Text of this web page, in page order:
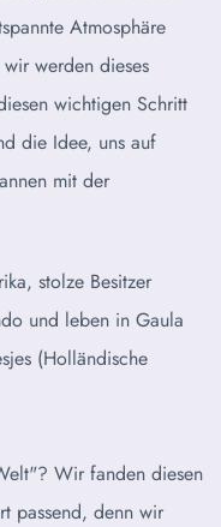
Atmosphäre
werden dieses
wichtigen Schritt
die Idee, uns auf
mit der
stolze Besitzer
und leben in Gaula
(Holländische
Wir fanden diesen
passend, denn wir